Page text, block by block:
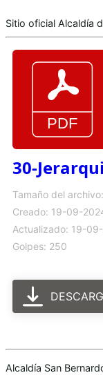
Sitio oficial Alcaldía
30-
Tamaño del
Creado: 19-09-
Actualizado: 19-
Golpes: 250
Alcaldía San